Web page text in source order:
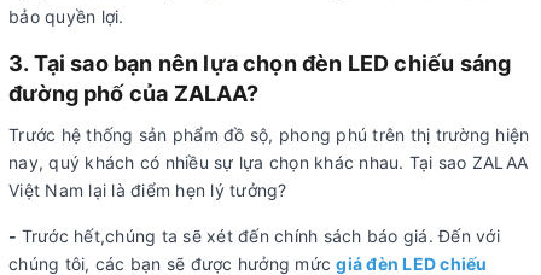
bảo quyền lợi.
3. Tại sao bạn nên lựa chọn đèn LED chiếu sáng
đường phố của ZALAA?
Trước hệ thống sản phẩm đồ sộ, phong phú trên thị trường hiện
nay, quý khách có nhiều sự lựa chọn khác nhau. Tại sao ZALAA
Việt Nam lại là điểm hẹn lý tưởng?
- Trước hết,chúng ta sẽ xét đến chính sách báo giá. Đến với
chúng tôi, các bạn sẽ được hưởng mứcgiá đèn LED chiếu